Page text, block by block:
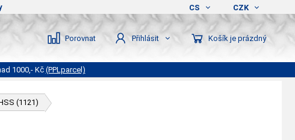
CS CZK
Porovnat Přihlásit Košík je prázdný
1000,- Kč (PPLparcel)
(1121)